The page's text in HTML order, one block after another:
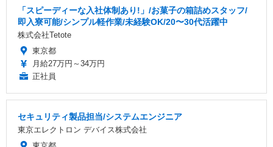
「スピーディーな入社体制あり!」/お菓子の箱詰めスタッフ/
即入寮可能/シンプル軽作業/未経験OK/20〜30代活躍中
株式会社Tetote
東京都
月給27万円～34万円
正社員
セキュリティ製品担当/システムエンジニア
東京エレクトロン デバイス株式会社